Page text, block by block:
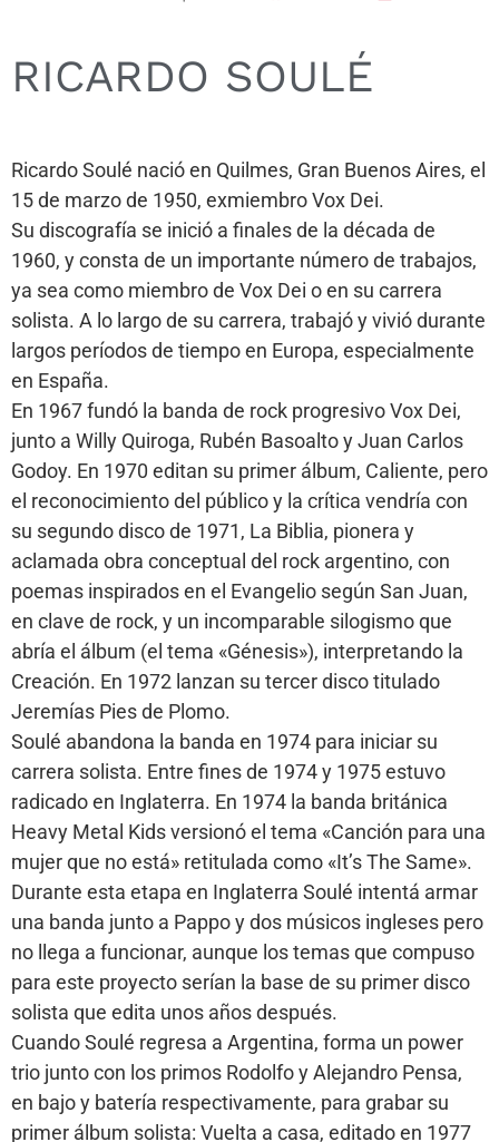
RICARDO SOULÉ
Ricardo Soulé nació en Quilmes, Gran Buenos Aires, el
15 de marzo de 1950, exmiembro Vox Dei.
Su discografía se inició a finales de la década de
1960, y consta de un importante número de trabajos,
ya sea como miembro de Vox Dei o en su carrera
solista. A lo largo de su carrera, trabajó y vivió durante
largos períodos de tiempo en Europa, especialmente
en España.
En 1967 fundó la banda de rock progresivo Vox Dei,
junto a Willy Quiroga, Rubén Basoalto y Juan Carlos
Godoy. En 1970 editan su primer álbum, Caliente, pero
el reconocimiento del público y la crítica vendría con
su segundo disco de 1971, La Biblia, pionera y
aclamada obra conceptual del rock argentino, con
poemas inspirados en el Evangelio según San Juan,
en clave de rock, y un incomparable silogismo que
abría el álbum (el tema «Génesis»), interpretando la
Creación. En 1972 lanzan su tercer disco titulado
Jeremías Pies de Plomo.
Soulé abandona la banda en 1974 para iniciar su
carrera solista. Entre fines de 1974 y 1975 estuvo
radicado en Inglaterra. En 1974 la banda británica
Heavy Metal Kids versionó el tema «Canción para una
mujer que no está» retitulada como «It’s The Same».
Durante esta etapa en Inglaterra Soulé intentá armar
una banda junto a Pappo y dos músicos ingleses pero
no llega a funcionar, aunque los temas que compuso
para este proyecto serían la base de su primer disco
solista que edita unos años después.
Cuando Soulé regresa a Argentina, forma un power
trio junto con los primos Rodolfo y Alejandro Pensa,
en bajo y batería respectivamente, para grabar su
primer álbum solista: Vuelta a casa, editado en 1977